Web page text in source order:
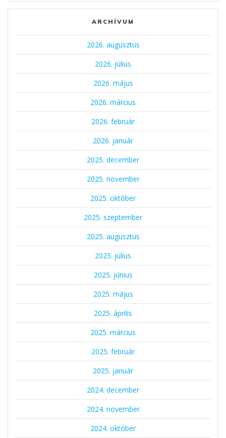
ARCHÍVUM
2026. augusztus
2026. július
2026. május
2026. március
2026. február
2026. január
2025. december
2025. november
2025. október
2025. szeptember
2025. augusztus
2025. július
2025. június
2025. május
2025. április
2025. március
2025. február
2025. január
2024. december
2024. november
2024. október